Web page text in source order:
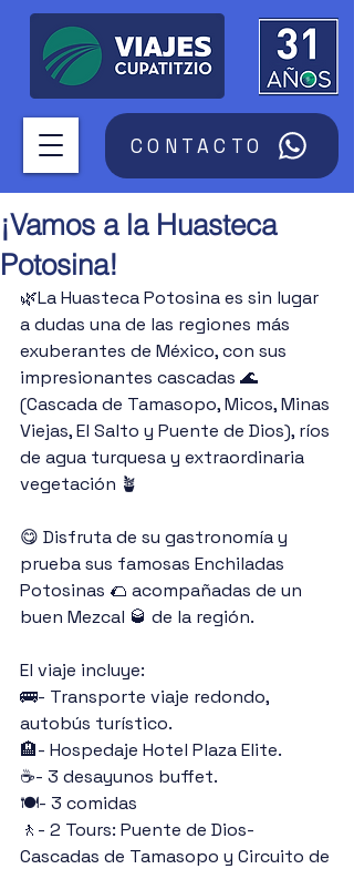
CONTACTO
¡Vamos a la Huasteca
Potosina!
🌿La Huasteca Potosina es sin lugar
a dudas una de las regiones más
exuberantes de México, con sus
impresionantes cascadas 🌊
(Cascada de Tamasopo, Micos, Minas
Viejas, El Salto y Puente de Dios), ríos
de agua turquesa y extraordinaria
vegetación 🪴
😋 Disfruta de su gastronomía y
prueba sus famosas Enchiladas
Potosinas 🌮 acompañadas de un
buen Mezcal 🥃 de la región.
El viaje incluye:
🚌- Transporte viaje redondo,
autobús turístico.
🏨- Hospedaje Hotel Plaza Elite.
☕- 3 desayunos buffet.
🍽️- 3 comidas
🚶- 2 Tours: Puente de Dios-
Cascadas de Tamasopo y Circuito de